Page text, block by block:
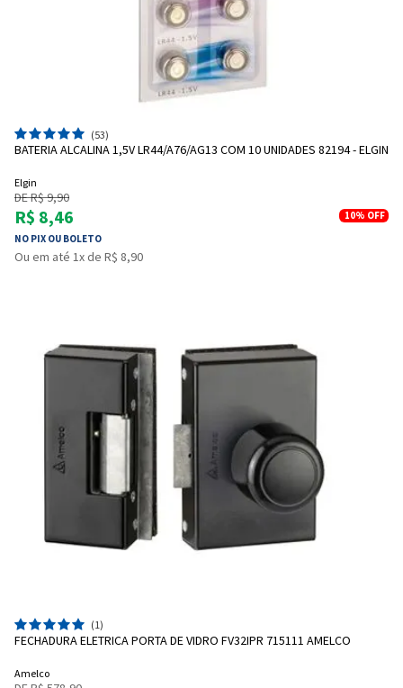
(53)
BATERIA ALCALINA 1,5V LR44/A76/AG13 COM 10 UNIDADES 82194 - ELGIN
Elgin
DE R$ 9,90
R$ 8,46
NO PIX OU BOLETO
10% OFF
Ou em até 1x de R$ 8,90
(1)
FECHADURA ELETRICA PORTA DE VIDRO FV32IPR 715111 AMELCO
Amelco